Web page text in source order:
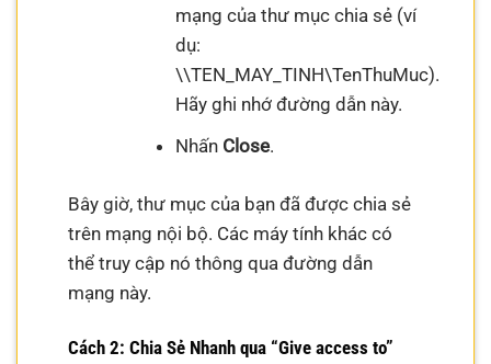
mạng của thư mục chia sẻ (ví
dụ:
\\TEN_MAY_TINH\TenThuMuc).
Hãy ghi nhớ đường dẫn này.
Nhấn Close.
Bây giờ, thư mục của bạn đã được chia sẻ
trên mạng nội bộ. Các máy tính khác có
thể truy cập nó thông qua đường dẫn
mạng này.
Cách 2: Chia Sẻ Nhanh qua “Give access to”